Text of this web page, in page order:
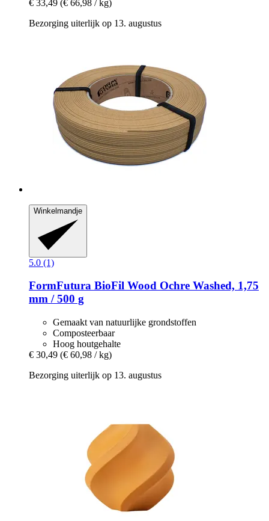
€ 33,49 (€ 66,98 / kg)
Bezorging uiterlijk op 13. augustus
Winkelmandje
5.0 (1)
FormFutura BioFil Wood Ochre Washed, 1,75
mm / 500 g
Gemaakt van natuurlijke grondstoffen
Composteerbaar
Hoog houtgehalte
€ 30,49 (€ 60,98 / kg)
Bezorging uiterlijk op 13. augustus